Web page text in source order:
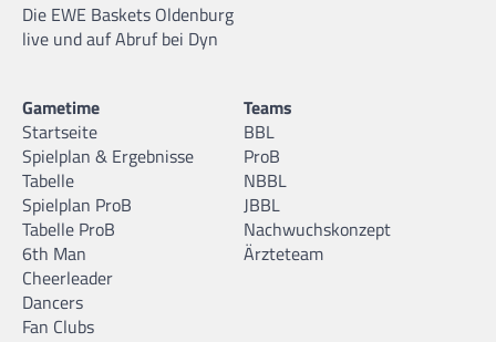
Die EWE Baskets Oldenburg
live und auf Abruf bei Dyn
Gametime
Startseite
Spielplan & Ergebnisse
Tabelle
Spielplan ProB
Tabelle ProB
6th Man
Cheerleader
Dancers
Fan Clubs
Teams
BBL
ProB
NBBL
JBBL
Nachwuchskonzept
Ärzteteam